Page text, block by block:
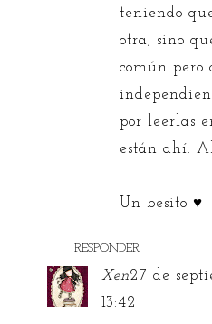
teniendo
otra, sino
común pero
por leerlas
están ahí.
Un besito ♥
RESPONDER
Xen27 de
13:42